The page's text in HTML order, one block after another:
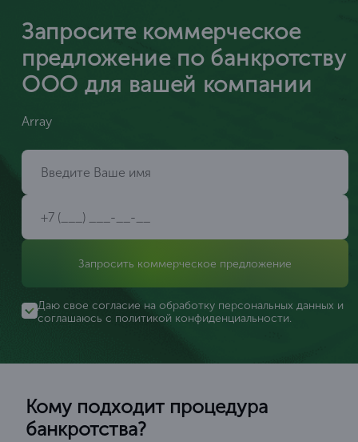
Запросите коммерческое
предложение по банкротству
ООО для вашей компании
Array
Запросить коммерческое предложение
Даю свое согласие на обработку персональных данных и
соглашаюсь с политикой конфиденциальности.
Кому подходит процедура
банкротства?